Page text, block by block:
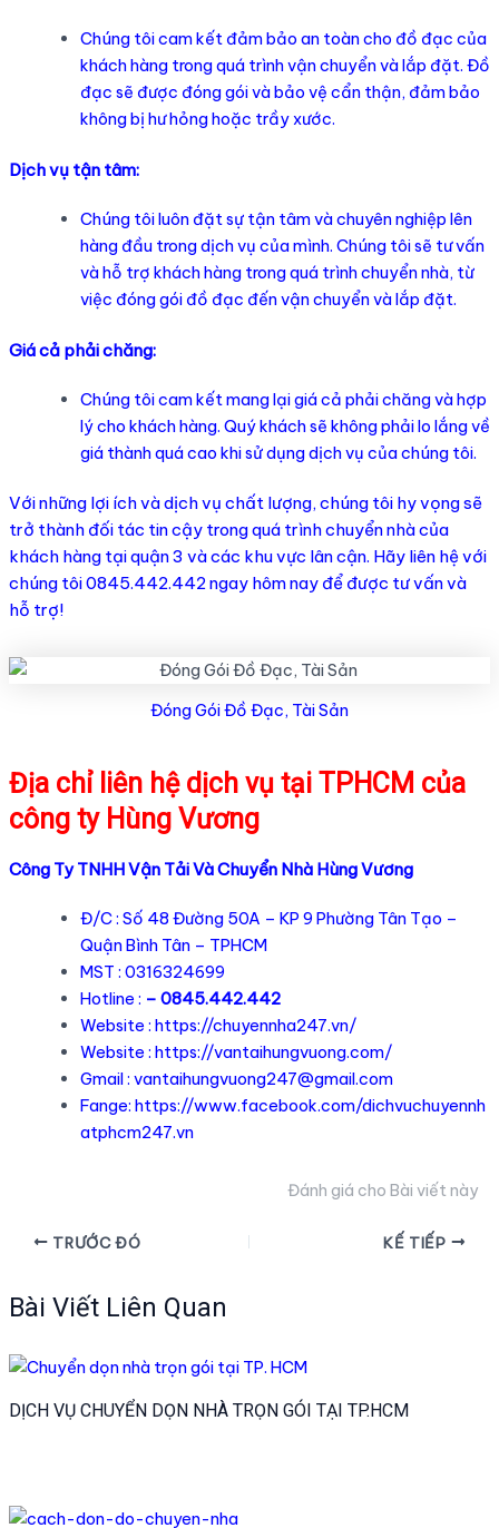
Chúng tôi cam kết đảm bảo an toàn cho đồ đạc của
khách hàng trong quá trình vận chuyển và lắp đặt. Đồ
đạc sẽ được đóng gói và bảo vệ cẩn thận, đảm bảo
không bị hư hỏng hoặc trầy xước.
Dịch vụ tận tâm:
Chúng tôi luôn đặt sự tận tâm và chuyên nghiệp lên
hàng đầu trong dịch vụ của mình. Chúng tôi sẽ tư vấn
và hỗ trợ khách hàng trong quá trình chuyển nhà, từ
việc đóng gói đồ đạc đến vận chuyển và lắp đặt.
Giá cả phải chăng:
Chúng tôi cam kết mang lại giá cả phải chăng và hợp
lý cho khách hàng. Quý khách sẽ không phải lo lắng về
giá thành quá cao khi sử dụng dịch vụ của chúng tôi.
Với những lợi ích và dịch vụ chất lượng, chúng tôi hy vọng sẽ
trở thành đối tác tin cậy trong quá trình chuyển nhà của
khách hàng tại quận 3 và các khu vực lân cận. Hãy liên hệ với
chúng tôi 0845.442.442 ngay hôm nay để được tư vấn và
hỗ trợ!
Đóng Gói Đồ Đạc, Tài Sản
Địa chỉ liên hệ dịch vụ tại TPHCM của
công ty Hùng Vương
Công Ty TNHH Vận Tải Và Chuyển Nhà Hùng Vương
Đ/C : Số 48 Đường 50A – KP 9 Phường Tân Tạo –
Quận Bình Tân – TPHCM
MST : 0316324699
Hotline : – 0845.442.442
Website : https://chuyennha247.vn/
Website : https://vantaihungvuong.com/
Gmail : vantaihungvuong247@gmail.com
Fange: https://www.facebook.com/dichvuchuyennh
atphcm247.vn
Đánh giá cho Bài viết này
Điều
bài
viết
TRƯỚC ĐÓ KẾ TIẾP
Bài Viết Liên Quan
DỊCH VỤ CHUYỂN DỌN NHÀ TRỌN GÓI TẠI TP.HCM